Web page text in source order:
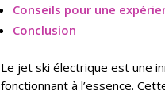
Conseils pour une
Conclusion
Le jet ski électrique est une
fonctionnant à l’essence.